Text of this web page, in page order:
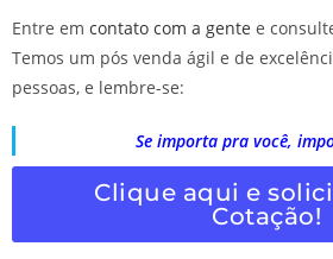
Entre em contato com a gente e
Temos um pós venda ágil e de
pessoas, e lembre-se:
Se importa pra você,
Clique aqui e
Cotação!